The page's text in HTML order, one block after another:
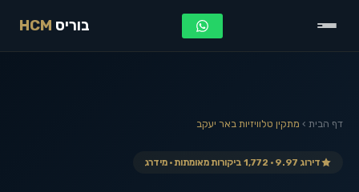
בוריס HCM
דף הבית › מתקין טלוויזיות באר יעקב
דירוג 9.97 · 1,772 ביקורות מאומתות · מידרג